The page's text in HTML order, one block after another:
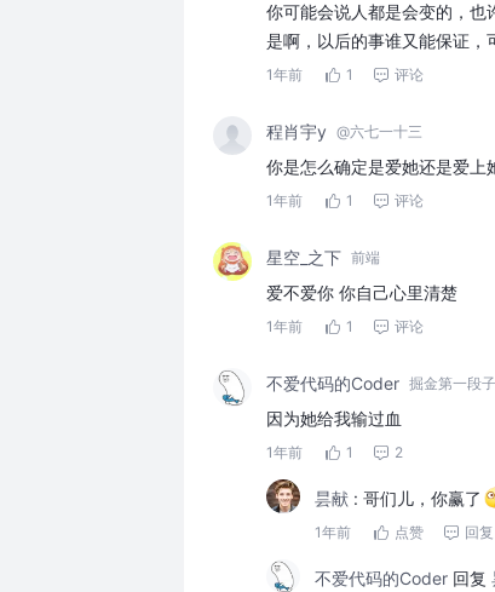
你可能会说人都是会变的，也
是啊，以后的事谁又能保证，
1年前 1 评论
程肖宇y @六七一十三
你是怎么确定是爱她还是爱上
1年前 1 评论
星空_之下 前端
爱不爱你 你自己心里清楚
1年前 1 评论
不爱代码的Coder 掘金第一段
因为她给我输过血
1年前 1 2
昙献 : 哥们儿，你赢了
1年前 点赞 回复
不爱代码的Coder 回复